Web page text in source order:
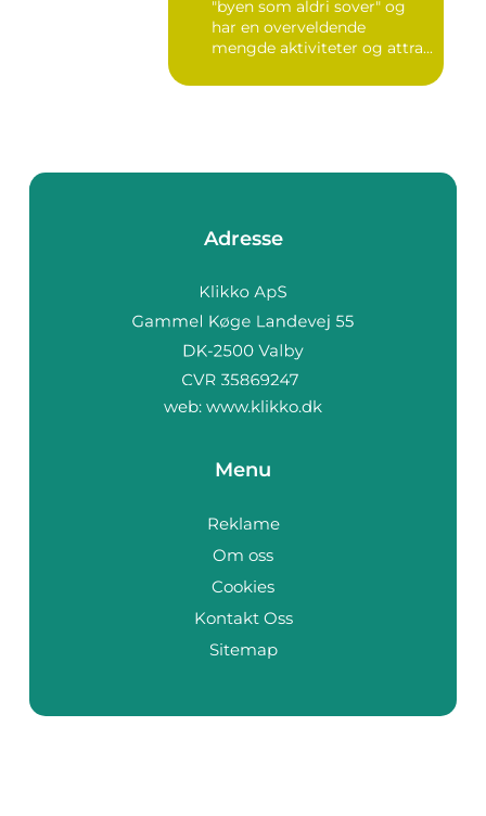
"byen som aldri sover" og
har en overveldende
mengde aktiviteter og attra...
Adresse
web: www.klikko.dk
Menu
Reklame
Om oss
Cookies
Kontakt Oss
Sitemap